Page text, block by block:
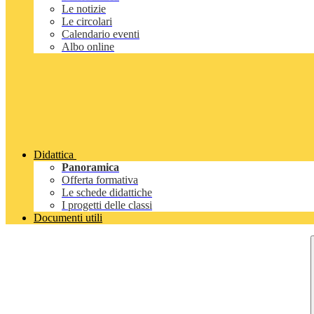
Le notizie
Le circolari
Calendario eventi
Albo online
Didattica
Panoramica
Offerta formativa
Le schede didattiche
I progetti delle classi
Documenti utili